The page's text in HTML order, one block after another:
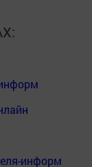
информ